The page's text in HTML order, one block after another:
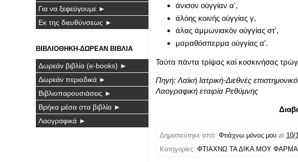
άνισον ούγγίαν α',
άλόης κοινής ούγγίας γ,
άλας άμμωνιακόν ούγγίας στ',
μαραθόσπερμα ούγγίας α'.
Ταύτα πάντα τρίψας καί κοσκινήσας
Πηγή: Λαϊκή Ιατρική-Διεθνές
Λαογραφική εταιρία Ρεθύμνης
Δημοσιεύτηκε από: Φτιάχνω μόνος μου at 10/
Κατηγορίες: ΦΤΙΑΧΝΩ ΤΑ ΔΙΚΑ ΜΟΥ
Για να ξεφεύγουμε ►
Εκ της διευθύνσεως ►
ΒΙΒΛΙΟΘΗΚΗ-ΔΩΡΕΑΝ ΒΙΒΛΙΑ
Δωρεάν βιβλία (e-books) ►
Δωρεάν περιοδικά ►
Βιβλιοπαρουσιάσεις ►
Βρήκα μέσα στα βιβλία ►
Λαογραφικά ►